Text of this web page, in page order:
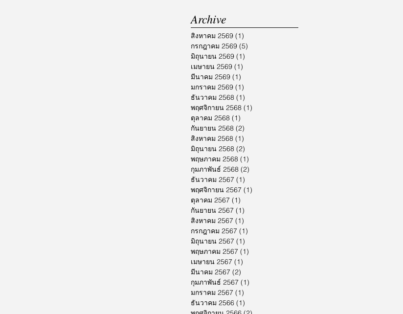
Archive
สิงหาคม 2569 (1)
กรกฎาคม 2569 (5)
มิถุนายน 2569 (1)
เมษายน 2569 (1)
มีนาคม 2569 (1)
มกราคม 2569 (1)
ธันวาคม 2568 (1)
พฤศจิกายน 2568 (1)
ตุลาคม 2568 (1)
กันยายน 2568 (2)
สิงหาคม 2568 (1)
มิถุนายน 2568 (2)
พฤษภาคม 2568 (1)
กุมภาพันธ์ 2568 (2)
ธันวาคม 2567 (1)
พฤศจิกายน 2567 (1)
ตุลาคม 2567 (1)
กันยายน 2567 (1)
สิงหาคม 2567 (1)
กรกฎาคม 2567 (1)
มิถุนายน 2567 (1)
พฤษภาคม 2567 (1)
เมษายน 2567 (1)
มีนาคม 2567 (2)
กุมภาพันธ์ 2567 (1)
มกราคม 2567 (1)
ธันวาคม 2566 (1)